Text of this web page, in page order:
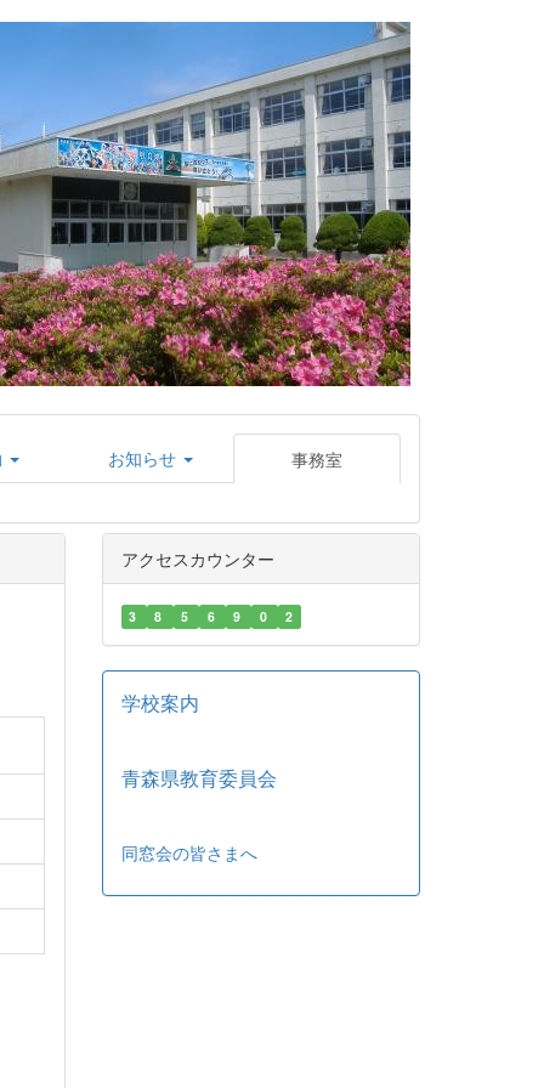
お知らせ 事務室
アクセスカウンター
3 8 5 6 9 0 2
学校案内
青森県教育委員会
同窓会の皆さまへ